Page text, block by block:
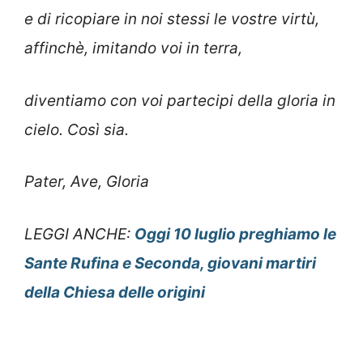
e di ricopiare in noi stessi le vostre virtù,
affinchè, imitando voi in terra,
diventiamo con voi partecipi della gloria in
cielo. Così sia.
Pater, Ave, Gloria
LEGGI ANCHE: Oggi 10 luglio preghiamo le
Sante Rufina e Seconda, giovani martiri
della Chiesa delle origini